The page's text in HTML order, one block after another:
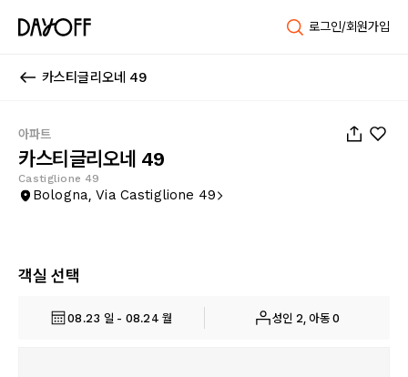
로그인/회원가입
카스티글리오네 49
아파트
카스티글리오네 49
Castiglione 49
Bologna, Via Castiglione 49
객실 선택
08.23 일 - 08.24 월 성인 2, 아동 0